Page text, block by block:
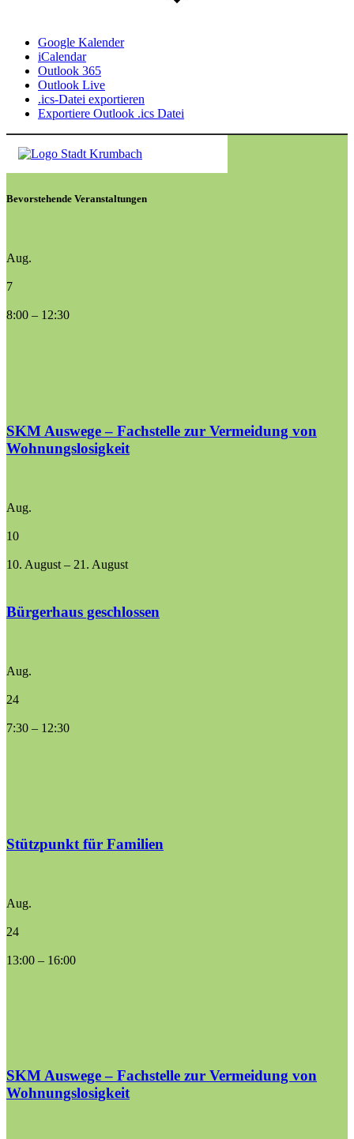
Google Kalender
iCalendar
Outlook 365
Outlook Live
.ics-Datei exportieren
Exportiere Outlook .ics Datei
Bevorstehende Veranstaltungen
Aug.
7
8:00 – 12:30
SKM Auswege – Fachstelle zur Vermeidung von
Wohnungslosigkeit
Aug.
10
10. August – 21. August
Bürgerhaus geschlossen
Aug.
24
7:30 – 12:30
Stützpunkt für Familien
Aug.
24
13:00 – 16:00
SKM Auswege – Fachstelle zur Vermeidung von
Wohnungslosigkeit